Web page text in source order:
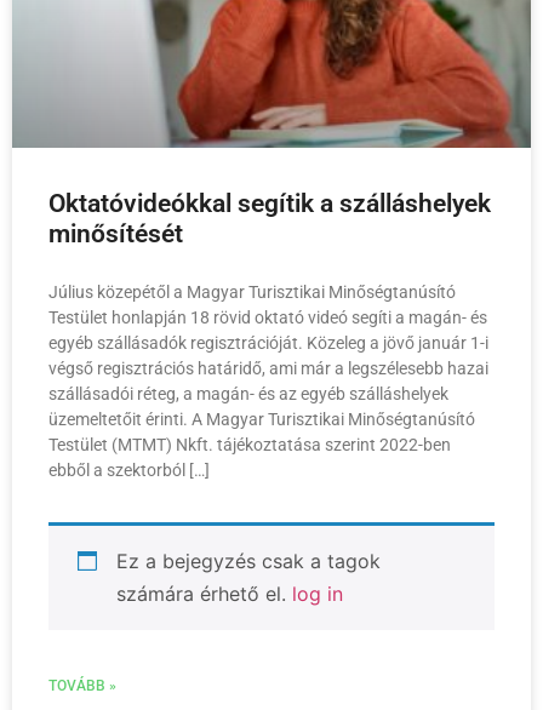
Oktatóvideókkal segítik a szálláshelyek
minősítését
Július közepétől a Magyar Turisztikai Minőségtanúsító
Testület honlapján 18 rövid oktató videó segíti a magán- és
egyéb szállásadók regisztrációját. Közeleg a jövő január 1-i
végső regisztrációs határidő, ami már a legszélesebb hazai
szállásadói réteg, a magán- és az egyéb szálláshelyek
üzemeltetőit érinti. A Magyar Turisztikai Minőségtanúsító
Testület (MTMT) Nkft. tájékoztatása szerint 2022-ben
ebből a szektorból […]
Ez a bejegyzés csak a tagok
számára érhető el. log in
TOVÁBB »